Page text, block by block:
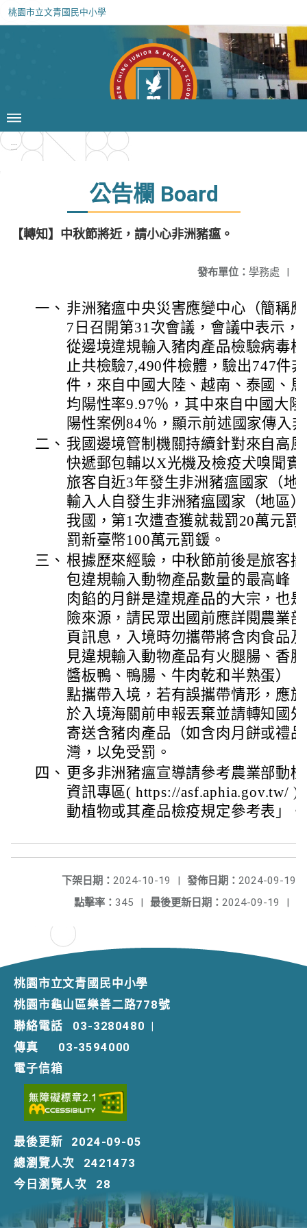
桃園市立文青國民中小學
:::
公告欄 Board
【轉知】中秋節將近，請小心非洲豬瘟。
發布單位： 學務處 |
一、 非洲豬瘟中央災害應變中心（簡稱
7日召開第31次會議，會議中表示，
從邊境違規輸入豬肉產品檢驗病毒
止共檢驗7,490件檢體，驗出747件
件，來自中國大陸、越南、泰國、
均陽性率9.97％，其中來自中國大
陽性案例84％，顯示前述國家傳入
二、 我國邊境管制機關持續針對來自高
快遞郵包輔以X光機及檢疫犬嗅聞
旅客自近3年發生非洲豬瘟國家（地
輸入人自發生非洲豬瘟國家（地區
我國，第1次遭查獲就裁罰20萬元罰
罰新臺幣100萬元罰鍰。
三、 根據歷來經驗，中秋節前後是旅客
包違規輸入動物產品數量的最高峰
肉餡的月餅是違規產品的大宗，也
險來源，請民眾出國前應詳閱農業
頁訊息，入境時勿攜帶將含肉食品
見違規輸入動物產品有火腿腸、香
醬板鴨、鴨腸、牛肉乾和半熟蛋）
點攜帶入境，若有誤攜帶情形，應
於入境海關前申報丟棄並請轉知國
寄送含豬肉產品（如含肉月餅或禮
灣，以免受罰。
四、 更多非洲豬瘟宣導請參考農業部動
資訊專區( https://asf.aphia.gov.tw/ )
動植物或其產品檢疫規定參考表」。
發佈日期： 2024-09-19
下架日期： 2024-10-19
|
最後更新日期： 2024-09-19 |
點擊率： 345 |
桃園市立文青國民中小學
桃園市龜山區樂善二路778號
聯絡電話
03-3280480 |
傳真
03-3594000
電子信箱
最後更新
2024-09-05
總瀏覽人次
2421473
今日瀏覽人次
28